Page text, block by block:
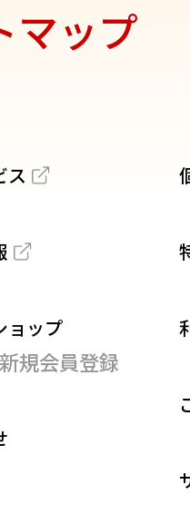
マップ
ス
ョップ
規会員登録